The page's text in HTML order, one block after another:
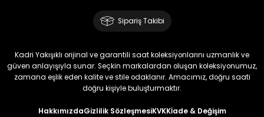
Sipariş Takibi
Kadri Yakışıklı orijinal ve garantili saat koleksiyonlarını uzmanlık ve
güven anlayışıyla sunar. Seçkin markalardan oluşan koleksiyonumuz,
zamana eşlik eden kalite ve stile odaklanır. Amacımız, doğru saati
doğru kişiyle buluşturmaktır.
HakkımızdaGizlilik SözleşmesiKVKKİade & Değişim